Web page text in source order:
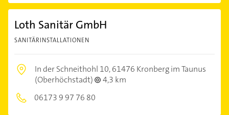
Loth Sanitär GmbH
SANITÄRINSTALLATIONEN
In der Schneithohl 10,61476 Kronberg im Taunus
(Oberhöchstadt)
4,3 km
06173 9 97 76 80